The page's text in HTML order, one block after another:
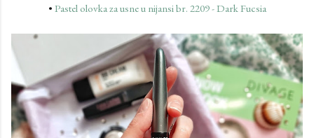
• Pastel olovka za usne u nijansi br. 2209 - Dark Fucsia